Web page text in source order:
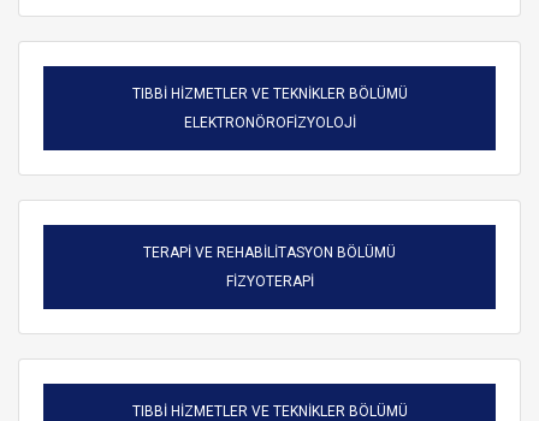
TIBBİ HİZMETLER VE TEKNİKLER BÖLÜMÜ
ELEKTRONÖROFİZYOLOJİ
TERAPİ VE REHABİLİTASYON BÖLÜMÜ
FİZYOTERAPİ
TIBBİ HİZMETLER VE TEKNİKLER BÖLÜMÜ